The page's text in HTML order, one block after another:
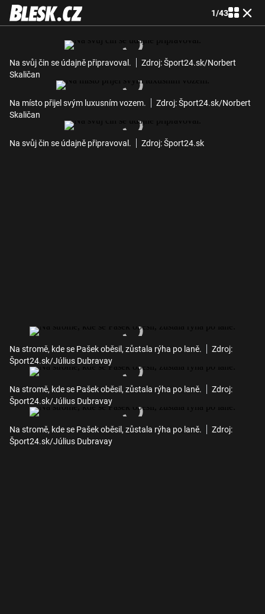
1/43
Na svůj čin se údajně připravoval.
Zdroj: Šport24.sk/Norbert
Skaličan
Na místo přijel svým luxusním vozem.
Zdroj: Šport24.sk/Norbert
Skaličan
Na svůj čin se údajně připravoval. Zdroj: Šport24.sk
Na stromě, kde se Pašek oběsil, zůstala rýha po laně.
Zdroj:
Šport24.sk/Július Dubravay
Na stromě, kde se Pašek oběsil, zůstala rýha po laně.
Zdroj:
Šport24.sk/Július Dubravay
Na stromě, kde se Pašek oběsil, zůstala rýha po laně.
Zdroj:
Šport24.sk/Július Dubravay